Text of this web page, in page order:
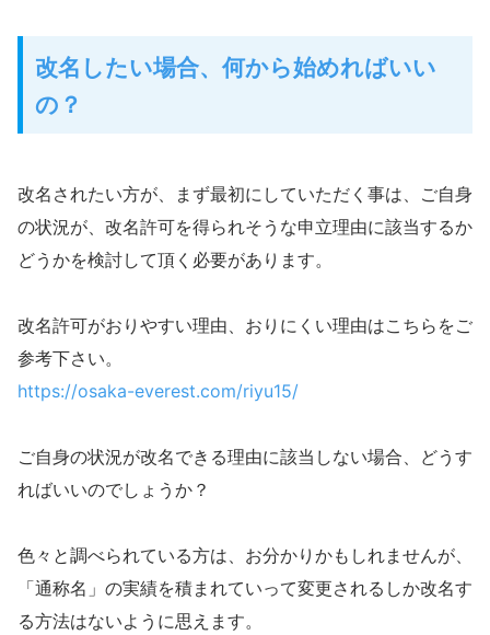
改名したい場合、何から始めればいい
の？
改名されたい方が、まず最初にしていただく事は、ご自身
の状況が、改名許可を得られそうな申立理由に該当するか
どうかを検討して頂く必要があります。
改名許可がおりやすい理由、おりにくい理由はこちらをご
参考下さい。
https://osaka-everest.com/riyu15/
ご自身の状況が改名できる理由に該当しない場合、どうす
ればいいのでしょうか？
色々と調べられている方は、お分かりかもしれませんが、
「通称名」の実績を積まれていって変更されるしか改名す
る方法はないように思えます。